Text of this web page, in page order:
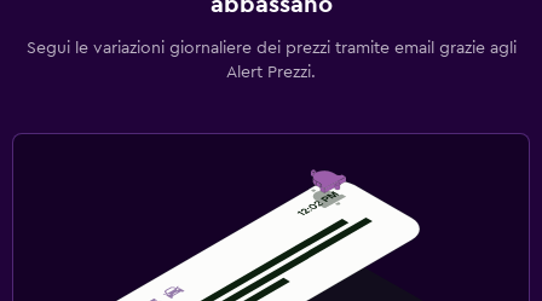
abbassano
Segui le variazioni giornaliere dei prezzi tramite email grazie agli
Alert Prezzi.